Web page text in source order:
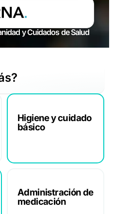
y Cuidados de Salud
Higiene y cuidado
básico
Administración de
medicación